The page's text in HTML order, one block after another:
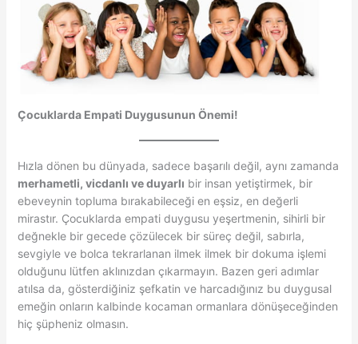
Çocuklarda Empati Duygusunun Önemi!
Hızla dönen bu dünyada, sadece başarılı değil, aynı zamanda
merhametli, vicdanlı ve duyarlı bir insan yetiştirmek, bir
ebeveynin topluma bırakabileceği en eşsiz, en değerli
mirastır. Çocuklarda empati duygusu yeşertmenin, sihirli bir
değnekle bir gecede çözülecek bir süreç değil, sabırla,
sevgiyle ve bolca tekrarlanan ilmek ilmek bir dokuma işlemi
olduğunu lütfen aklınızdan çıkarmayın. Bazen geri adımlar
atılsa da, gösterdiğiniz şefkatin ve harcadığınız bu duygusal
emeğin onların kalbinde kocaman ormanlara dönüşeceğinden
hiç şüpheniz olmasın.